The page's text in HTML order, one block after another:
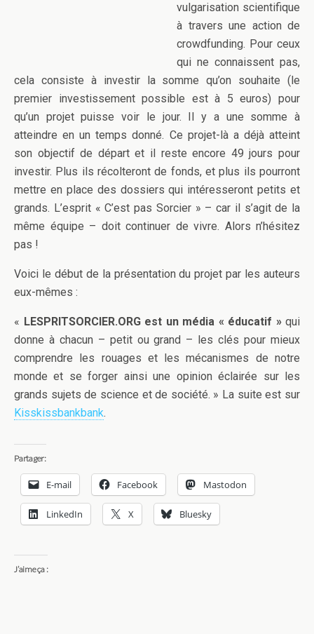
vulgarisation scientifique
à travers une action de
crowdfunding. Pour ceux
qui ne connaissent pas,
cela consiste à investir la somme qu’on souhaite (le
premier investissement possible est à 5 euros) pour
qu’un projet puisse voir le jour. Il y a une somme à
atteindre en un temps donné. Ce projet-là a déjà atteint
son objectif de départ et il reste encore 49 jours pour
investir. Plus ils récolteront de fonds, et plus ils pourront
mettre en place des dossiers qui intéresseront petits et
grands. L’esprit « C’est pas Sorcier » – car il s’agit de la
même équipe – doit continuer de vivre. Alors n’hésitez
pas !
Voici le début de la présentation du projet par les auteurs
eux-mêmes :
« LESPRITSORCIER.ORG est un média « éducatif »qui
donne à chacun – petit ou grand – les clés pour mieux
comprendre les rouages et les mécanismes de notre
monde et se forger ainsi une opinion éclairée sur les
grands sujets de science et de société. » La suite est sur
Kisskissbankbank.
Partager:
E-mail Facebook Mastodon
LinkedIn X Bluesky
J’aime ça :